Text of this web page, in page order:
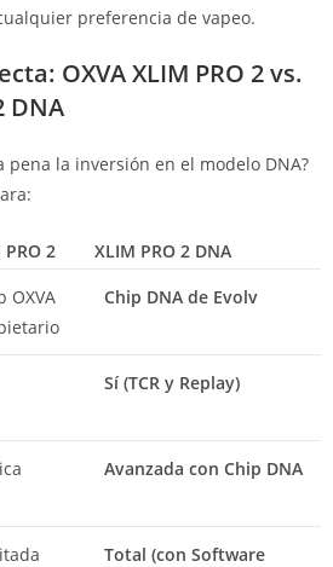
preferencia de vapeo.
OXVA XLIM PRO 2 vs.
DNA
pena la inversión en el modelo DNA?
PRO 2
XLIM PRO 2 DNA
OXVA
Chip DNA de Evolv
Sí (TCR y Replay)
Avanzada con Chip DNA
Total (con Software